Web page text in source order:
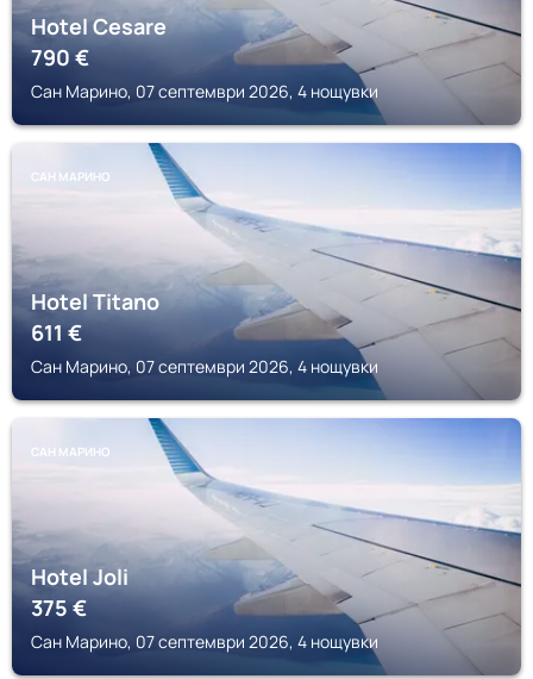
Hotel Cesare
790€
Сан Марино, 07 септември 2026, 4 нощувки
САН МАРИНО
Hotel Titano
611€
Сан Марино, 07 септември 2026, 4 нощувки
САН МАРИНО
Hotel Joli
375€
Сан Марино, 07 септември 2026, 4 нощувки